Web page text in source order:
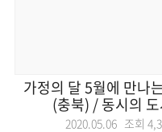
가정의 달 5월에 만나
(충북) / 동시의
2020.05.06 조회